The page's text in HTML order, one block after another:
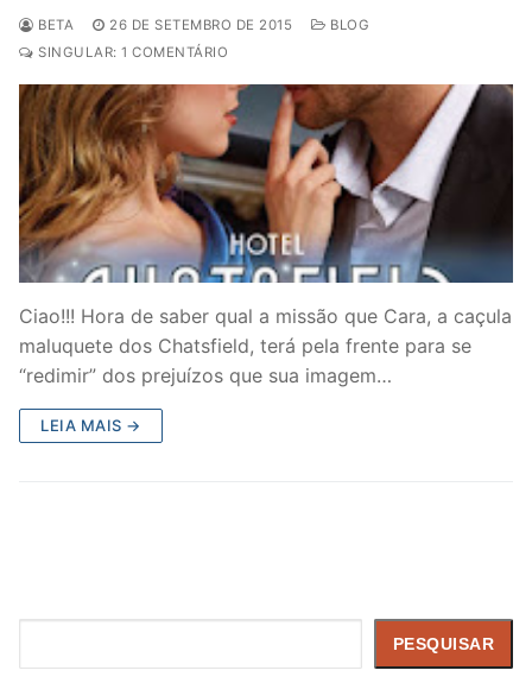
BETA 26 DE SETEMBRO DE 2015
BLOG
SINGULAR: 1 COMENTÁRIO
Ciao!!! Hora de saber qual a missão que Cara, a caçula
maluquete dos Chatsfield, terá pela frente para se
“redimir” dos prejuízos que sua imagem…
LEIA MAIS →
PESQUISAR